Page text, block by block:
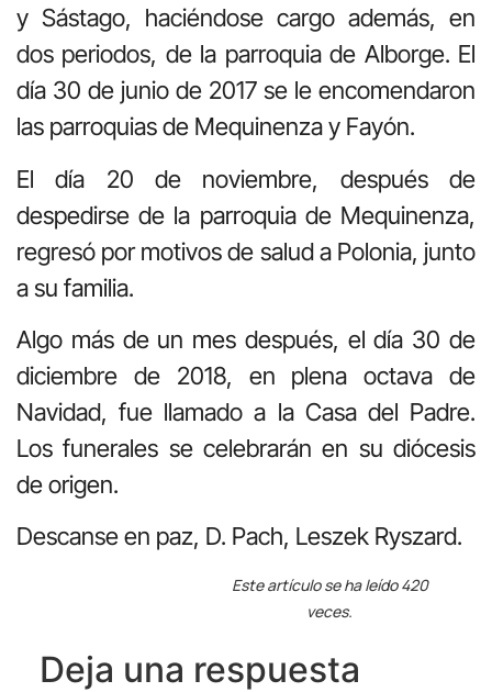
y Sástago, haciéndose cargo además, en
dos periodos, de la parroquia de Alborge. El
día 30 de junio de 2017 se le encomendaron
las parroquias de Mequinenza y Fayón.
El día 20 de noviembre, después de
despedirse de la parroquia de Mequinenza,
regresó por motivos de salud a Polonia, junto
a su familia.
Algo más de un mes después, el día 30 de
diciembre de 2018, en plena octava de
Navidad, fue llamado a la Casa del Padre.
Los funerales se celebrarán en su diócesis
de origen.
Descanse en paz, D. Pach, Leszek Ryszard.
Este artículo se ha leído 420
veces.
Deja una respuesta